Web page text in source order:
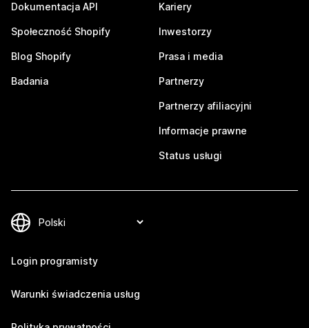
Dokumentacja API
Społeczność Shopify
Blog Shopify
Badania
Kariery
Inwestorzy
Prasa i media
Partnerzy
Partnerzy afiliacyjni
Informacje prawne
Status usługi
Login programisty
Warunki świadczenia usług